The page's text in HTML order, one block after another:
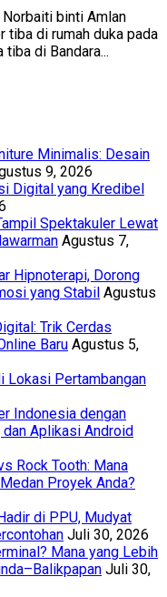
binti Amlan
tiba di rumah duka pada
di Bandara...
Minimalis: Desain
9, 2026
Digital yang Kredibel
Spektakuler Lewat
Agustus 7,
Hipnoterapi, Dorong
yang Stabil Agustus
Trik Cerdas
Baru Agustus 5,
Lokasi Pertambangan
Indonesia dengan
Aplikasi Android
Rock Tooth: Mana
Proyek Anda?
di PPU, Mudyat
Juli 30, 2026
Mana yang Lebih
Juli 30,